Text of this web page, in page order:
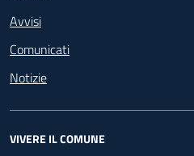
Avvisi
Comunicati
Notizie
VIVERE IL COMUNE